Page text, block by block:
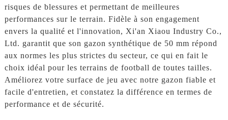
risques de blessures et permettant de meilleures
performances sur le terrain. Fidèle à son engagement
envers la qualité et l'innovation, Xi'an Xiaou Industry Co.,
Ltd. garantit que son gazon synthétique de 50 mm répond
aux normes les plus strictes du secteur, ce qui en fait le
choix idéal pour les terrains de football de toutes tailles.
Améliorez votre surface de jeu avec notre gazon fiable et
facile d'entretien, et constatez la différence en termes de
performance et de sécurité.